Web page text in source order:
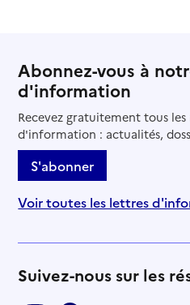
Abonnez-vous à
d'information
Recevez gratuitement tous
d'information : actualités,
S'abonner
Voir toutes les lettres
Suivez-nous sur les